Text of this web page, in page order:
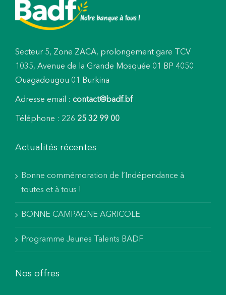
Secteur 5, Zone ZACA, prolongement gare TCV
1035, Avenue de la Grande Mosquée 01 BP 4050
Ouagadougou 01 Burkina
Adresse email : contact@badf.bf
Téléphone : 226 25 32 99 00
Actualités récentes
Bonne commémoration de l’Indépendance à
toutes et à tous !
BONNE CAMPAGNE AGRICOLE
Programme Jeunes Talents BADF
Nos offres